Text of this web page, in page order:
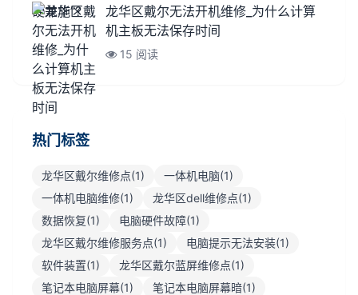
龙华区戴尔无法开机维修_为什么计算
机主板无法保存时间
15 阅读
热门标签
龙华区戴尔维修点(1)
一体机电脑(1)
一体机电脑维修(1)
龙华区dell维修点(1)
数据恢复(1)
电脑硬件故障(1)
龙华区戴尔维修服务点(1)
电脑提示无法安装(1)
软件装置(1)
龙华区戴尔蓝屏维修点(1)
笔记本电脑屏幕(1)
笔记本电脑屏幕暗(1)